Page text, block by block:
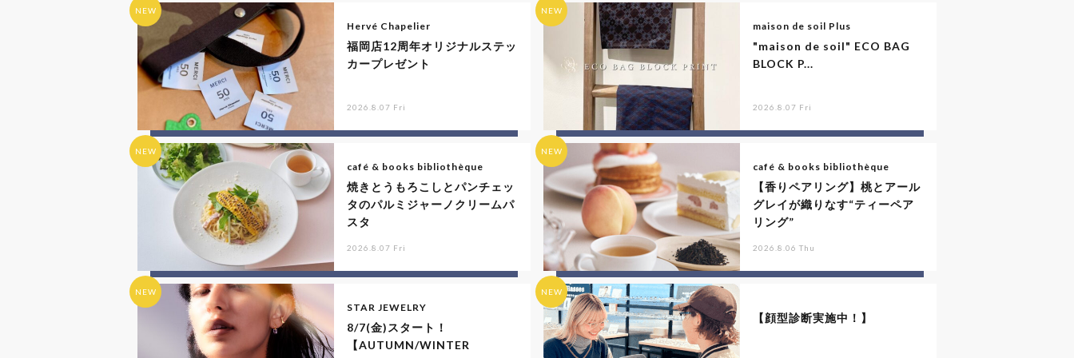
NEW
Hervé Chapelier
福岡店12周年オリジナルステッ
カープレゼント
2026.8.07 Fri
NEW
maison de soil Plus
"maison de soil" ECO BAG
BLOCK P...
2026.8.07 Fri
NEW
café & books bibliothèque
焼きとうもろこしとパンチェッ
タのパルミジャーノクリームパ
スタ
2026.8.07 Fri
NEW
café & books bibliothèque
【香りペアリング】桃とアール
グレイが織りなす“ティーペア
リング”
2026.8.06 Thu
NEW
STAR JEWELRY
8/7(金)スタート！
【AUTUMN/WINTER
NEW
【顔型診断実施中！】